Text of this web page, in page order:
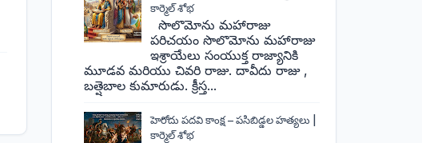
కార్మెల్ శోభ
సొలొమోను మహారాజు
పరిచయం సొలొమోను మహారాజు
ఇశ్రాయేలు సంయుక్త రాజ్యానికి
మూడవ మరియు చివరి రాజు. దావీదు రాజు ,
బత్షెబాల కుమారుడు. క్రీస్త...
హెరోదు పదవి కాంక్ష – పసిబిడ్డల హత్యలు |
కార్మెల్ శోభ